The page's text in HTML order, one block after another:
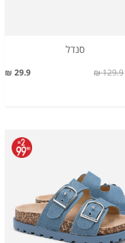
סנדל
29.9 ₪ 129.9 ₪